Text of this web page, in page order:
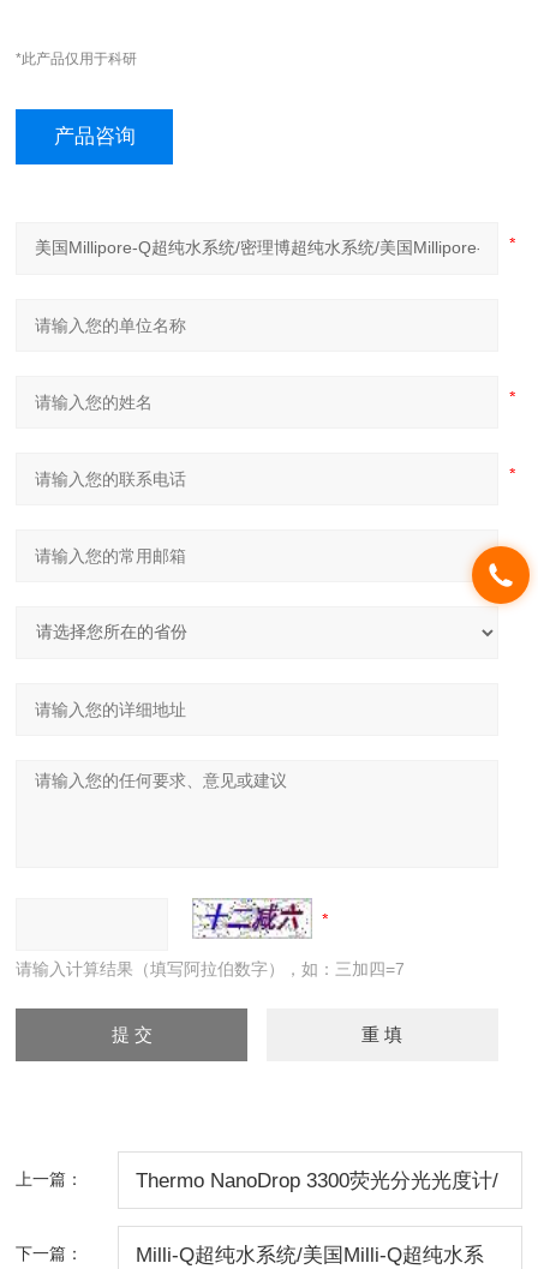
*此产品仅用于科研
产品咨询
请输入计算结果（填写阿拉伯数字），如：三加四=7
上一篇： Thermo NanoDrop 3300荧光分光光度计/
下一篇： Milli-Q超纯水系统/美国Milli-Q超纯水系